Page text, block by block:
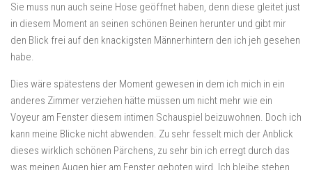
Sie muss nun auch seine Hose geöffnet haben, denn diese gleitet just
in diesem Moment an seinen schönen Beinen herunter und gibt mir
den Blick frei auf den knackigsten Männerhintern den ich jeh gesehen
habe.
Dies wäre spätestens der Moment gewesen in dem ich mich in ein
anderes Zimmer verziehen hätte müssen um nicht mehr wie ein
Voyeur am Fenster diesem intimen Schauspiel beizuwohnen. Doch ich
kann meine Blicke nicht abwenden. Zu sehr fesselt mich der Anblick
dieses wirklich schönen Pärchens, zu sehr bin ich erregt durch das
was meinen Augen hier am Fenster geboten wird. Ich bleibe stehen